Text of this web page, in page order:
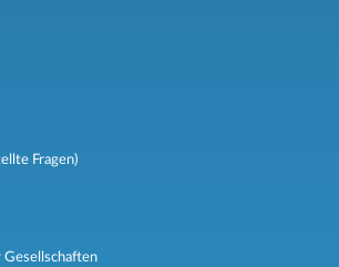
Fragen)
Gesellschaften